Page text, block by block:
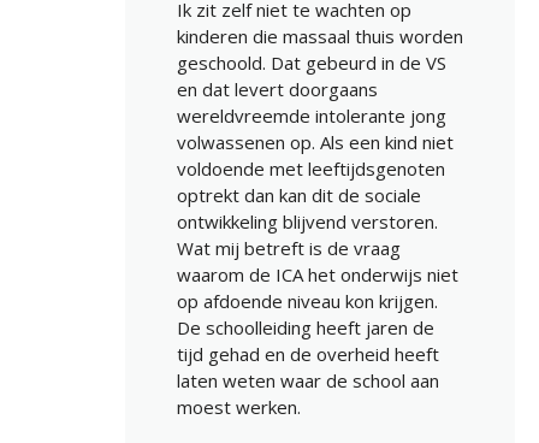
Ik zit zelf niet te wachten op
kinderen die massaal thuis worden
geschoold. Dat gebeurd in de VS
en dat levert doorgaans
wereldvreemde intolerante jong
volwassenen op. Als een kind niet
voldoende met leeftijdsgenoten
optrekt dan kan dit de sociale
ontwikkeling blijvend verstoren.
Wat mij betreft is de vraag
waarom de ICA het onderwijs niet
op afdoende niveau kon krijgen.
De schoolleiding heeft jaren de
tijd gehad en de overheid heeft
laten weten waar de school aan
moest werken.